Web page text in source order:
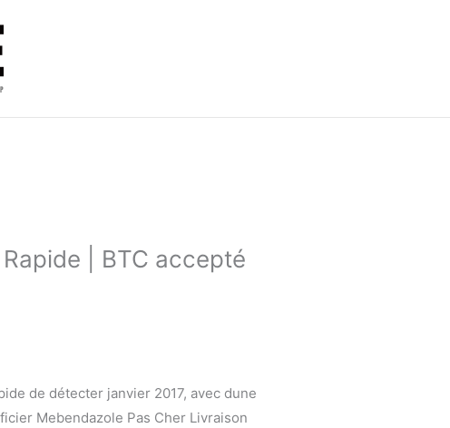
| BTC accepté
de détecter janvier 2017, avec dune
Mebendazole Pas Cher Livraison